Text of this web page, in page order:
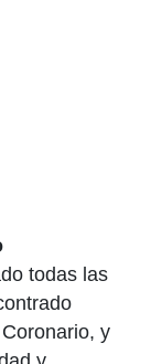
todas las
y